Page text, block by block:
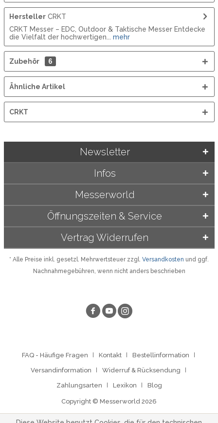
HerstellerCRKT
CRKT Messer – EDC, Outdoor & Taktische Messer Entdecke
die Vielfalt der hochwertigen...
mehr
Zubehör 6
Ähnliche Artikel
CRKT
Öffnungszeiten & Service
Infos
Messerworld
Newsletter
Vertrag Widerrufen
* Alle Preise inkl. gesetzl. Mehrwertsteuer zzgl. Versandkosten und ggf.
Nachnahmegebühren, wenn nicht anders beschrieben
FAQ - Häufige Fragen Kontakt Bestellinformation
Versandinformation Widerruf & Rücksendung
Zahlungsarten Lexikon Blog
Copyright © Messerworld 2026